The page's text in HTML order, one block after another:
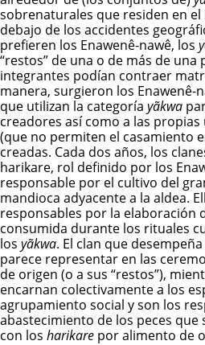
sobrenaturales que residen en
debajo de los accidentes
prefieren los Enawenê-nawê, los
“restos” de una o de más de
integrantes podían contraer
manera, surgieron los Enawenê-
que utilizan la categoría yãkwa
creadores así como a las
(que no permiten el casamiento
creadas. Cada dos años, los
harikare, rol definido por los E
responsable por el cultivo del
mandioca adyacente a la aldea.
responsables por la elaboración
consumida durante los rituales
los yãkwa. El clan que
parece representar en las
de origen (o a sus “restos”),
encarnan colectivamente a los
agrupamiento social y son los
abastecimiento de los peces
con los harikare por alimento de